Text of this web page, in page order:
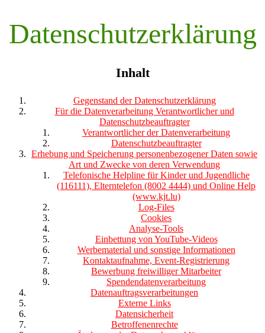
Datenschutzerklärung
Inhalt
Gegenstand der Datenschutzerklärung
Für die Datenverarbeitung Verantwortlicher und
Datenschutzbeauftragter
Verantwortlicher der Datenverarbeitung
Datenschutzbeauftragter
Erhebung und Speicherung personenbezogener Daten sowie
Art und Zwecke von deren Verwendung
Telefonische Helpline für Kinder und Jugendliche
(116111), Elterntelefon (8002 4444) und Online Help
(www.kjt.lu)
Log-Files
Cookies
Analyse-Tools
Einbettung von YouTube-Videos
Werbematerial und sonstige Informationen
Kontaktaufnahme, Event-Registrierung
Bewerbung freiwilliger Mitarbeiter
Spendendatenverarbeitung
Datenauftragsverarbeitungen
Externe Links
Datensicherheit
Betroffenenrechte